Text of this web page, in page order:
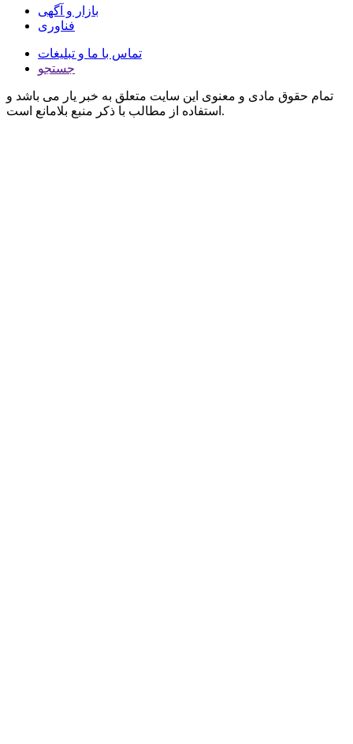
بازار و آگهی
فناوری
تماس با ما و تبلیغات
جستجو
تمام حقوق مادی و معنوی این سایت متعلق به خبر یار می باشد و
استفاده از مطالب با ذکر منبع بلامانع است.